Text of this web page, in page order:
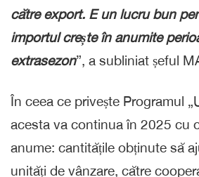
către export. E un lucru bun
importul crește în anumite
extrasezon”, a subliniat șeful
În ceea ce privește Programul
acesta va continua în 2025 cu
anume: cantitățile obținute să
unități de vânzare, către